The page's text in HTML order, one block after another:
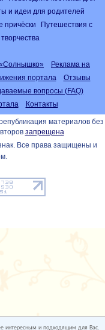
интересным и подходящим для Вас.
и идеи для родителей
причёски
Путешествия с
Реклама на
портала
Отзывы
вопросы (FAQ)
Контакты
материалов без
запрещена
Все права защищены и